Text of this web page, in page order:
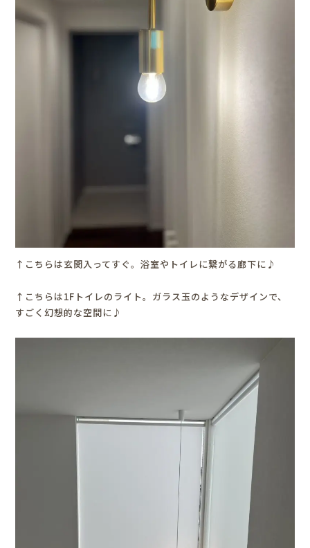
↑こちらは玄関入ってすぐ。浴室やトイレに繋がる廊下に♪
↑こちらは1Fトイレのライト。ガラス玉のようなデザインで、
すごく幻想的な空間に♪